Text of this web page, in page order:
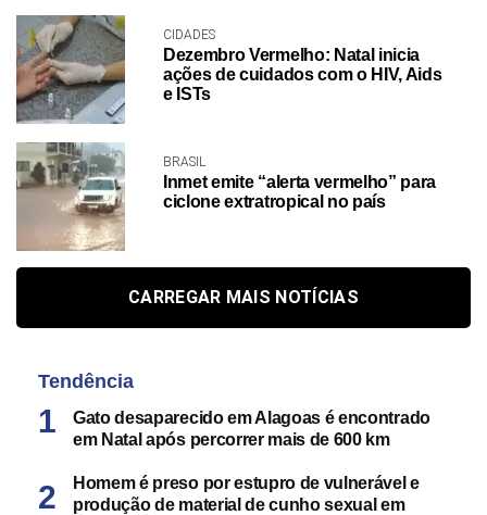
CIDADES
Dezembro Vermelho: Natal inicia
ações de cuidados com o HIV, Aids
e ISTs
BRASIL
Inmet emite “alerta vermelho” para
ciclone extratropical no país
CARREGAR MAIS NOTÍCIAS
Tendência
Gato desaparecido em Alagoas é encontrado
em Natal após percorrer mais de 600 km
Homem é preso por estupro de vulnerável e
produção de material de cunho sexual em